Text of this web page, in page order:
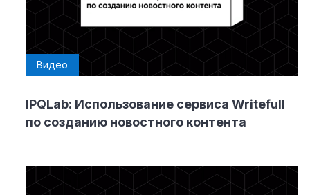
Видео
IPQLab: Использование сервиса Writefull
по созданию новостного контента